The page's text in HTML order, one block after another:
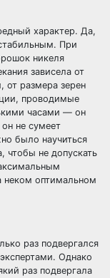
характер. Да,
При
никеля
зависела от
от размера зерен
проводимые
часами — он
он не сумеет
было научиться
чтобы не допускать
неком оптимальном
раз подвергался
Однако
раз подвергала